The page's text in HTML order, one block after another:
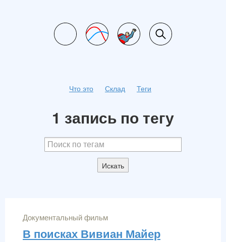
Что это Склад Теги
1 запись по тегу
Искать
Документальный фильм
В поисках Вивиан Майер